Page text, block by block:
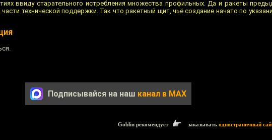
ввиду старательного истребления множества профильных. Да и ракеты
технической поддержки. Так что ракетный щит, чьё создание начато по
Подписывайся на наш канал в MAX
Goblin рекомендует заказывать одностраничный